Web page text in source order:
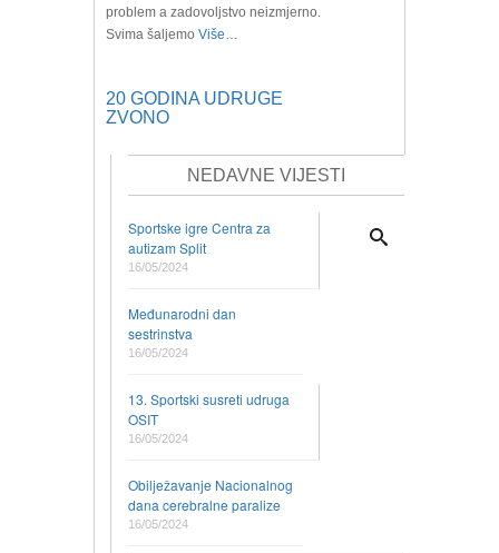
problem a zadovoljstvo neizmjerno.
Svima šaljemo Više…
20 GODINA UDRUGE
ZVONO
NEDAVNE VIJESTI
Sportske igre Centra za
autizam Split
16/05/2024
Međunarodni dan
sestrinstva
16/05/2024
13. Sportski susreti udruga
OSIT
16/05/2024
Obilježavanje Nacionalnog
dana cerebralne paralize
16/05/2024